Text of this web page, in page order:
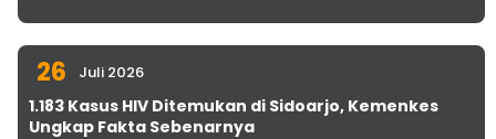
26 Juli 2026
1.183 Kasus HIV Ditemukan di Sidoarjo, Kemenkes
Ungkap Fakta Sebenarnya